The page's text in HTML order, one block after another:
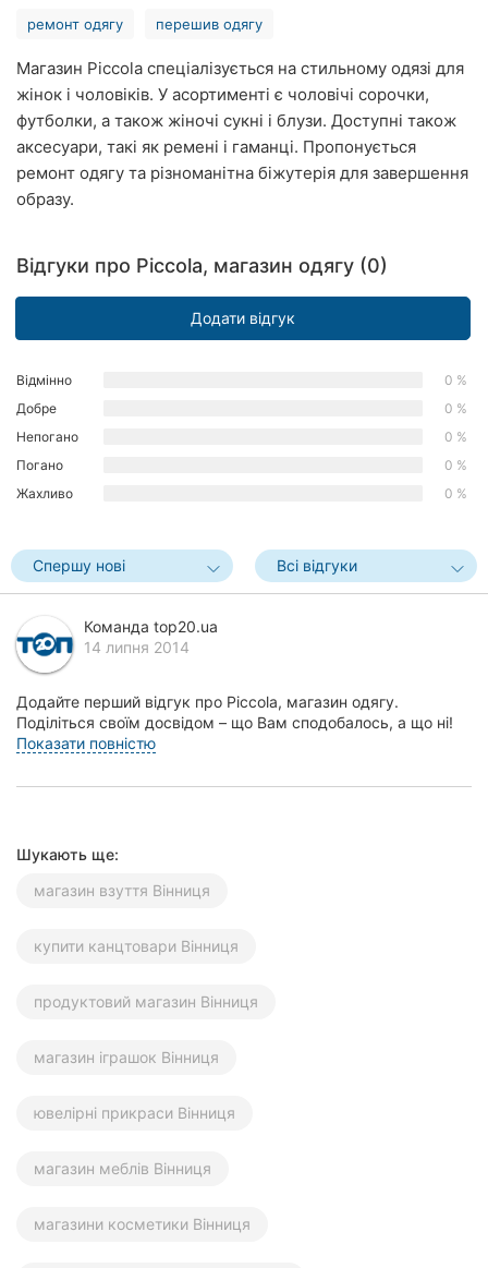
Кропивницький
Харків
Запоріжжя
Львів
Ріг
Миколаїв
Херсон
Черкаси
Чернівці
Суми
Івано-
Франківськ
ремонт одягу перешив одягу
Магазин Piccola спеціалізується на стильному одязі для
жінок і чоловіків. У асортименті є чоловічі сорочки,
футболки, а також жіночі сукні і блузи. Доступні також
аксесуари, такі як ремені і гаманці. Пропонується
ремонт одягу та різноманітна біжутерія для завершення
образу.
Відгуки про Piccola, магазин одягу (0)
Додати відгук
Відмінно
0 %
Добре
0 %
Непогано
0 %
Погано
0 %
Жахливо
0 %
Спершу нові Всі відгуки
Команда top20.ua
14 липня 2014
Додайте перший відгук про Piccola, магазин одягу.
Поділіться своїм досвідом – що Вам сподобалось, а що ні!
Це допоможе іншим жителям Вінниці зробити п...
Показати повністю
Шукають ще:
магазин взуття Вінниця
купити канцтовари Вінниця
продуктовий магазин Вінниця
магазин іграшок Вінниця
ювелірні прикраси Вінниця
магазин меблів Вінниця
магазини косметики Вінниця